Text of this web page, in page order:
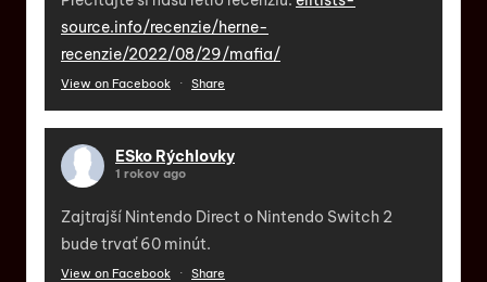
source.info/recenzie/herne-
recenzie/2022/08/29/mafia/
View on Facebook · Share
ESko Rýchlovky
1 rokov ago
Zajtrajší Nintendo Direct o Nintendo Switch 2
bude trvať 60 minút.
View on Facebook · Share